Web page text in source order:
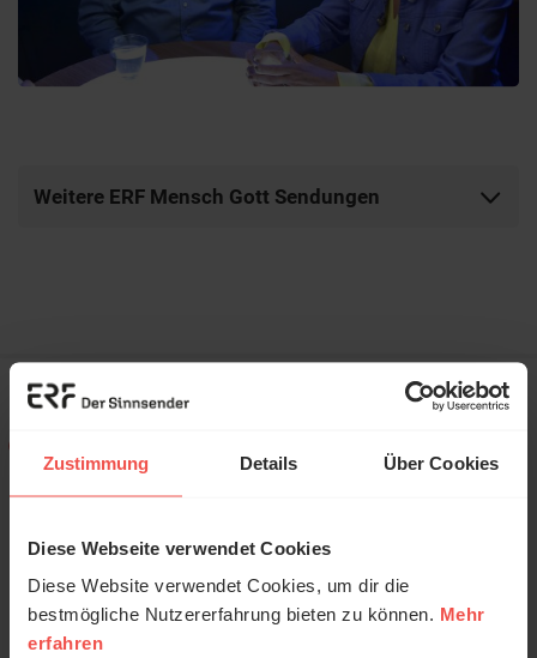
Zustimmung Details Über Cookies
Diese Webseite verwendet Cookies
Diese Website verwendet Cookies, um dir die
bestmögliche Nutzererfahrung bieten zu können. Mehr
erfahren
Weitere ERF Mensch Gott Sendungen
Thema